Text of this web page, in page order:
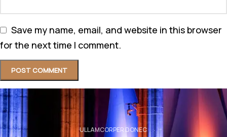
Save my name, email, and website in this browser
for the next time I comment.
ULLAMCORPER DONEC